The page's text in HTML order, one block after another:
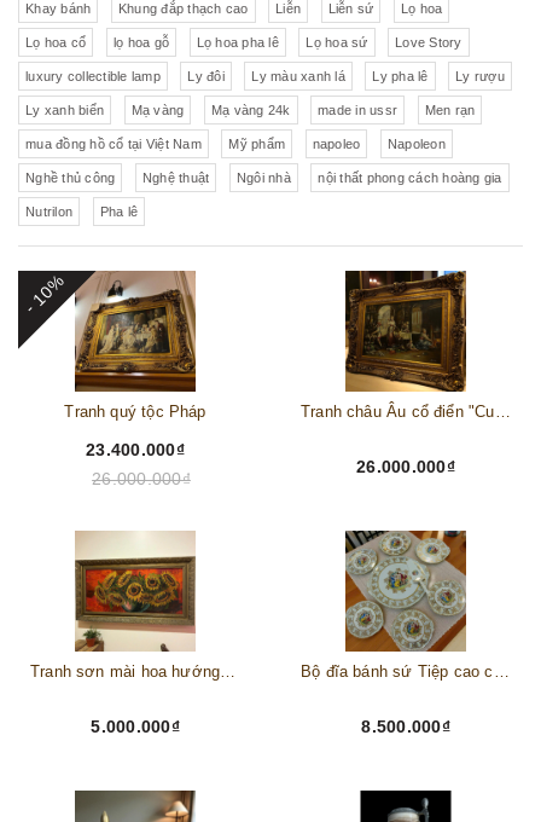
Khay bánh Khung đắp thạch cao Liễn Liễn sứ Lọ hoa
Lọ hoa cổ lọ hoa gỗ Lọ hoa pha lê Lọ hoa sứ Love Story
luxury collectible lamp Ly đôi Ly màu xanh lá Ly pha lê Ly rượu
Ly xanh biển Mạ vàng Mạ vàng 24k made in ussr Men rạn
mua đồng hồ cổ tại Việt Nam Mỹ phẩm napoleo Napoleon
Nghề thủ công Nghệ thuật Ngôi nhà nội thất phong cách hoàng gia
Nutrilon Pha lê
- 10%
Tranh quý tộc Pháp
23.400.000₫
26.000.000₫
Tranh châu Âu cổ điển "Cuộc sống lao động"
26.000.000₫
Tranh sơn mài hoa hướng dương châu Âu
5.000.000₫
Bộ đĩa bánh sứ Tiệp cao cấp – Biểu tượng tinh tế cho bàn tiệc thượng lưu
8.500.000₫